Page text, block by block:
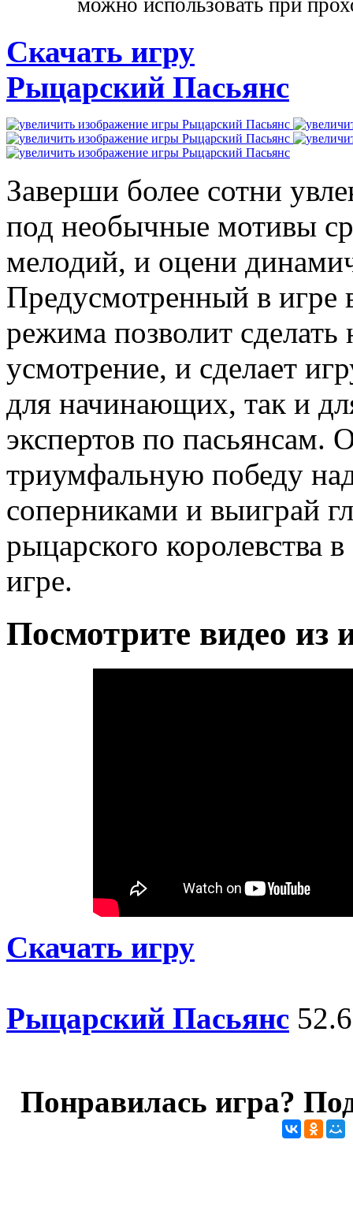
можно использовать при
Скачать игру
Рыцарский Пасьянс
Заверши более сотни
под необычные мотивы
мелодий, и оцени
Предусмотренный в игре
режима позволит сделать
усмотрение, и сделает
для начинающих, так и
экспертов по пасьянсам.
триумфальную победу
соперниками и выиграй
рыцарского королевства
игре.
Посмотрите видео из
Скачать игру
Рыцарский Пасьянс
Понравилась игра?